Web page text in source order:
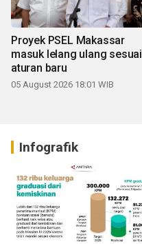
Proyek PSEL Makassar
masuk lelang ulang sesuai
aturan baru
05 August 2026 18:01 WIB
Infografik